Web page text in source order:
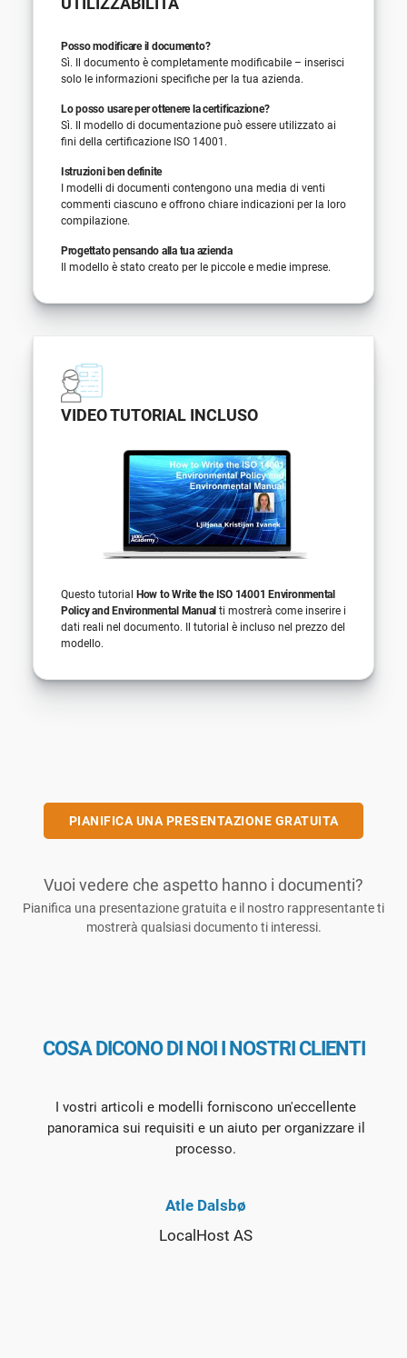
Posso modificare il documento?
Sì. Il documento è completamente modificabile – inserisci
solo le informazioni specifiche per la tua azienda.
Lo posso usare per ottenere la certificazione?
Sì. Il modello di documentazione può essere utilizzato ai
fini della certificazione ISO 14001.
Istruzioni ben definite
I modelli di documenti contengono una media di venti
commenti ciascuno e offrono chiare indicazioni per la loro
compilazione.
Progettato pensando alla tua azienda
Il modello è stato creato per le piccole e medie imprese.
VIDEO TUTORIAL INCLUSO
Questo tutorial How to Write the ISO 14001 Environmental
Policy and Environmental Manual ti mostrerà come inserire i
dati reali nel documento. Il tutorial è incluso nel prezzo del
modello.
PIANIFICA UNA PRESENTAZIONE GRATUITA
Vuoi vedere che aspetto hanno i documenti?
Pianifica una presentazione gratuita e il nostro rappresentante ti
mostrerà qualsiasi documento ti interessi.
COSA DICONO DI NOI I NOSTRI CLIENTI
I vostri articoli e modelli forniscono un'eccellente
panoramica sui requisiti e un aiuto per organizzare il
processo.
Atle Dalsbø
LocalHost AS